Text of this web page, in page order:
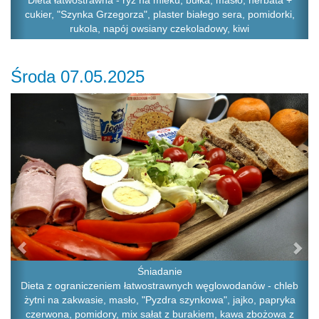
cukier, "Szynka Grzegorza", plaster białego sera, pomidorki,
rukola, napój owsiany czekoladowy, kiwi
Środa 07.05.2025
Śniadanie
Dieta z ograniczeniem łatwostrawnych węglowodanów - chleb
żytni na zakwasie, masło, "Pyzdra szynkowa", jajko, papryka
czerwona, pomidory, mix sałat z burakiem, kawa zbożowa z